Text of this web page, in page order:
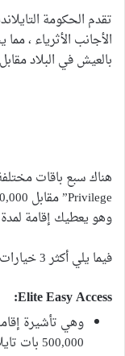
الأجانب الأثرياء ،
بالعيش في البلاد مقابل ما
Privilege” مقابل 60,000 $
وهو يعطيك إقامة لمدة 20 عامًا .
فيما يلي أكثر 3 خيارات شيوعًا ، وفقًا لـ
Elite Easy Access:
500,000 بات تايلاندي أي ما يعادل 15253$